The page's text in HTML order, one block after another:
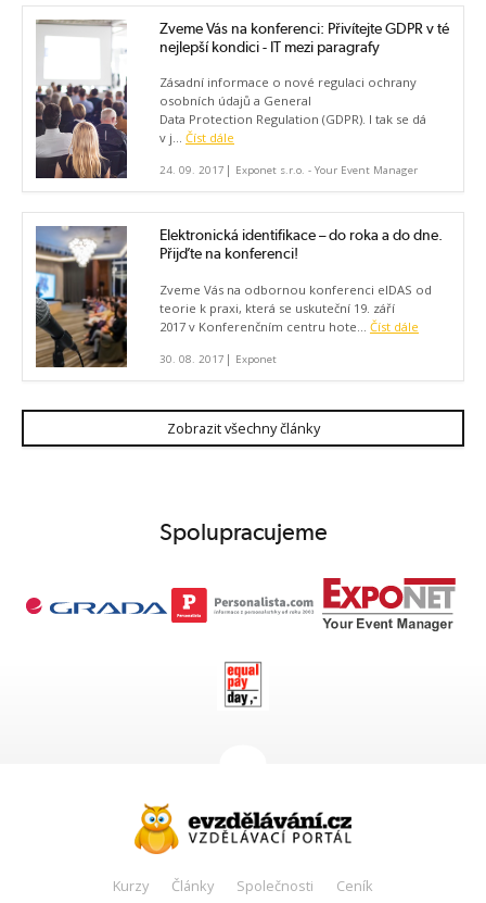
Zveme Vás na konferenci: Přivítejte GDPR v té
nejlepší kondici - IT mezi paragrafy
Zásadní informace o nové regulaci ochrany
osobních údajů a General
Data Protection Regulation (GDPR). I tak se dá
v j... Číst dále
24. 09. 2017 | Exponet s.r.o. - Your Event Manager
Elektronická identifikace – do roka a do dne.
Přijďte na konferenci!
Zveme Vás na odbornou konferenci eIDAS od
teorie k praxi, která se uskuteční 19. září
2017 v Konferenčním centru hote... Číst dále
30. 08. 2017 | Exponet
Zobrazit všechny články
Spolupracujeme
Kurzy Články Společnosti
Ceník